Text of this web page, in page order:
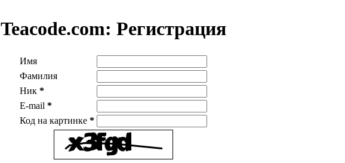
Teacode.com: Регистрация
Имя
Фамилия
Ник *
E-mail *
Код на картинке *